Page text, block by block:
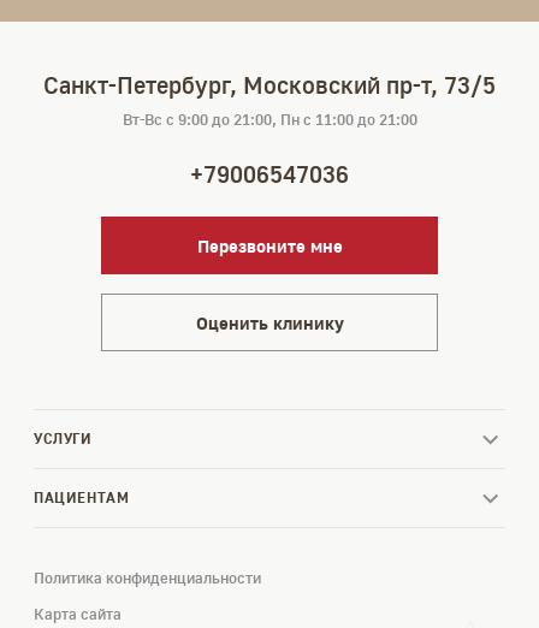
Санкт-Петербург, Московский пр-т, 73/5
Вт-Вс с 9:00 до 21:00, Пн с 11:00 до 21:00
+79006547036
Перезвоните мне
Оценить клинику
УСЛУГИ
ПАЦИЕНТАМ
Политика конфиденциальности
Карта сайта